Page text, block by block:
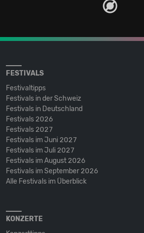
FESTIVALS
Festivaltipps
Festivals in der Schweiz
Festivals in Deutschland
Festivals 2026
Festivals 2027
Festivals im Juni 2027
Festivals im Juli 2027
Festivals im August 2026
Festivals im September 2026
Alle Festivals im Überblick
KONZERTE